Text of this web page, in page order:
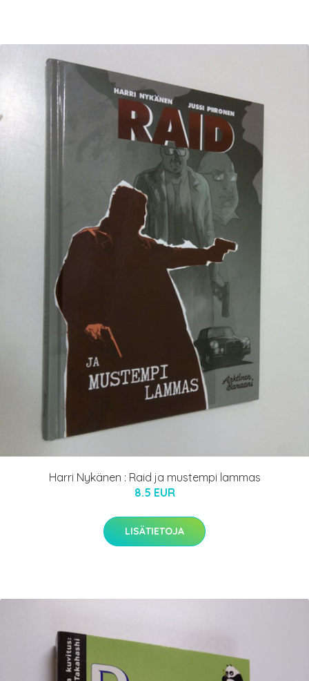
Harri Nykänen : Raid ja mustempi lammas
8.5 EUR
LISÄTIETOJA